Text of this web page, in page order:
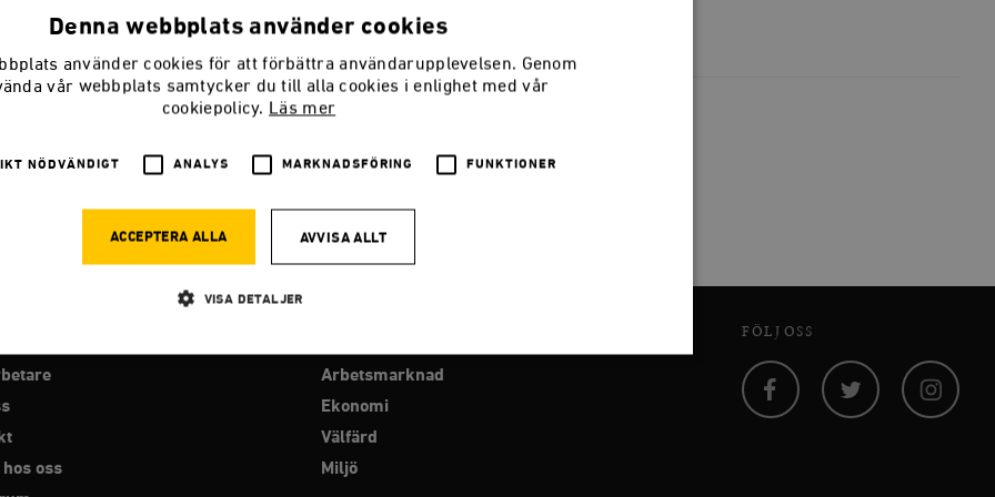
oss
Arbetsmarknad
Ekonomi
Välfärd
Miljö
FÖLJ OSS
Denna webbplats använder cookies
använder cookies för att förbättra användarupplevelsen. Genom
vår webbplats samtycker du till alla cookies i enlighet med vår
cookiepolicy. Läs mer
NÖDVÄNDIGT ANALYS MARKNADSFÖRING FUNKTIONER
ACCEPTERA ALLA AVVISA ALLT
VISA DETALJER
Marknadsföring Funktioner